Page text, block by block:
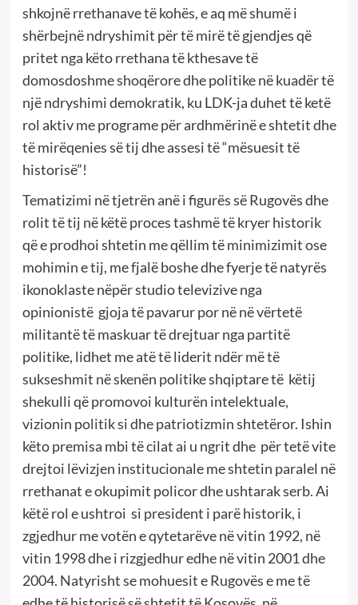
shkojnë rrethanave të kohës, e aq më shumë i
shërbejnë ndryshimit për të mirë të gjendjes që
pritet nga këto rrethana të kthesave të
domosdoshme shoqërore dhe politike në kuadër të
një ndryshimi demokratik, ku LDK-ja duhet të ketë
rol aktiv me programe për ardhmërinë e shtetit dhe
të mirëqenies së tij dhe assesi të “mësuesit të
historisë”!
Tematizimi në tjetrën anë i figurës së Rugovës dhe
rolit të tij në këtë proces tashmë të kryer historik
që e prodhoi shtetin me qëllim të minimizimit ose
mohimin e tij, me fjalë boshe dhe fyerje të natyrës
ikonoklaste nëpër studio televizive nga
opinionistë gjoja të pavarur por në në vërtetë
militantë të maskuar të drejtuar nga partitë
politike, lidhet me atë të liderit ndër më të
sukseshmit në skenën politike shqiptare të këtij
shekulli që promovoi kulturën intelektuale,
vizionin politik si dhe patriotizmin shtetëror. Ishin
këto premisa mbi të cilat ai u ngrit dhe për tetë vite
drejtoi lëvizjen institucionale me shtetin paralel në
rrethanat e okupimit policor dhe ushtarak serb. Ai
këtë rol e ushtroi si president i parë historik, i
zgjedhur me votën e qytetarëve në vitin 1992, në
vitin 1998 dhe i rizgjedhur edhe në vitin 2001 dhe
2004. Natyrisht se mohuesit e Rugovës e me të